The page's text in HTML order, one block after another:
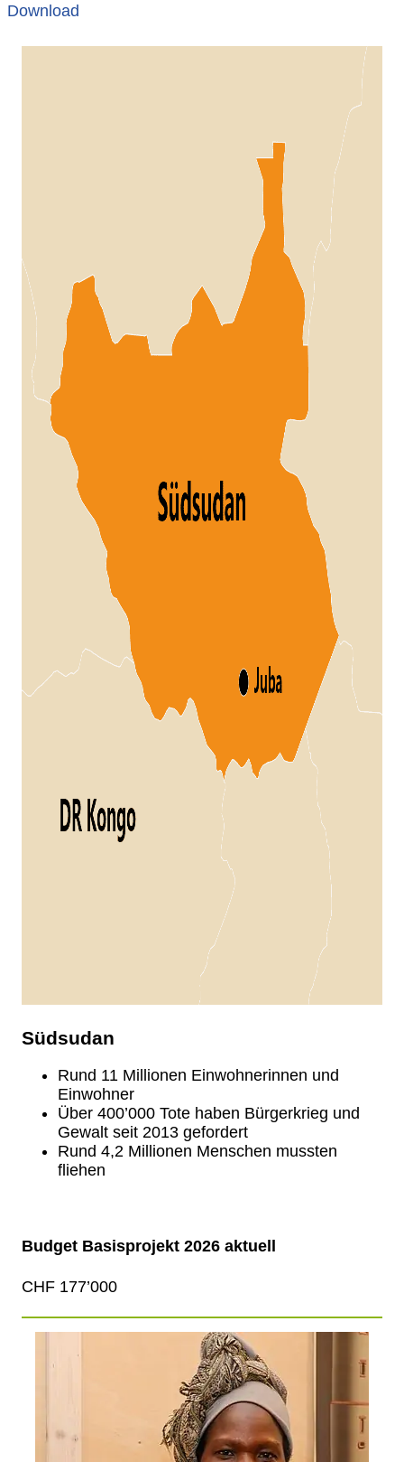
Download
Südsudan
Rund 11 Millionen Einwohnerinnen und
Einwohner
Über 400’000 Tote haben Bürgerkrieg und
Gewalt seit 2013 gefordert
Rund 4,2 Millionen Menschen mussten
fliehen
Budget Basisprojekt 2026 aktuell
CHF 177’000